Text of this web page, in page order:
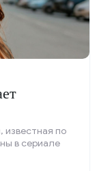
известная по
в сериале